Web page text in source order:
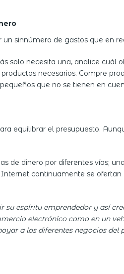
sinnúmero de gastos que en
solo necesita una, analice cuál
necesarios. Compre
que no se tienen en
equilibrar el presupuesto.
de dinero por diferentes vías;
continuamente se
su espíritu emprendedor y así
electrónico como en un
a los diferentes negocios del